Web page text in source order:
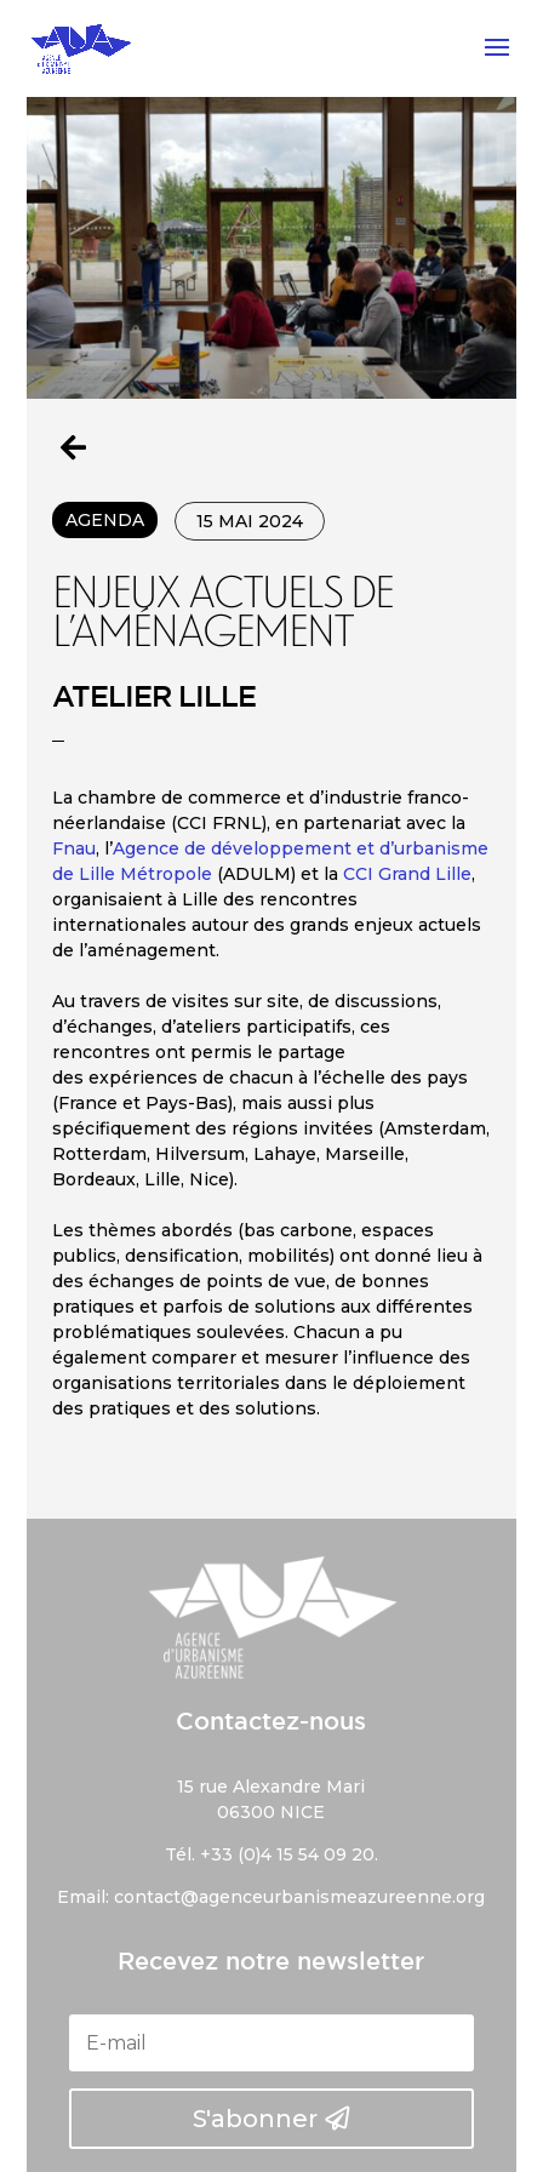

AGENDA 15 MAI 2024
Enjeux actuels de
l’aménagement
ATELIER LILLE
La chambre de commerce et d’industrie franco-
néerlandaise (CCI FRNL), en partenariat avec la
Fnau, l’Agence de développement et d’urbanisme
de Lille Métropole (ADULM) et la CCI Grand Lille,
organisaient à Lille des rencontres
internationales autour des grands enjeux actuels
de l’aménagement.
Au travers de visites sur site, de discussions,
d’échanges, d’ateliers participatifs, ces
rencontres ont permis le partage
des expériences de chacun à l’échelle des pays
(France et Pays-Bas), mais aussi plus
spécifiquement des régions invitées (Amsterdam,
Rotterdam, Hilversum, Lahaye, Marseille,
Bordeaux, Lille, Nice).
Les thèmes abordés (bas carbone, espaces
publics, densification, mobilités) ont donné lieu à
des échanges de points de vue, de bonnes
pratiques et parfois de solutions aux différentes
problématiques soulevées. Chacun a pu
également comparer et mesurer l’influence des
organisations territoriales dans le déploiement
des pratiques et des solutions.
Contactez-nous
15 rue Alexandre Mari
06300 NICE
Tél. +33 (0)4 15 54 09 20.
Email: contact@agenceurbanismeazureenne.org
Recevez notre newsletter
S'abonner